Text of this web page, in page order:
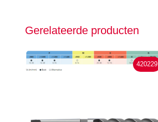
Gerelateerde producten
420229